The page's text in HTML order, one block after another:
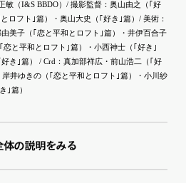
敏（I&S BBDO）/ 撮影監督：奥山由之（｢好
ロフト｣篇）・奥山大史（｢好き｣篇）/ 美術：
美子（｢恋と平和とロフト｣篇）・井伊百合子
恋と平和とロフト｣篇）・小西神士（｢好き｣
き｣篇） / Crd：真加部祥広・前山浩二（｢好
井ゆきの（｢恋と平和とロフト｣篇）・小川紗
｣篇）
体の説明をみる